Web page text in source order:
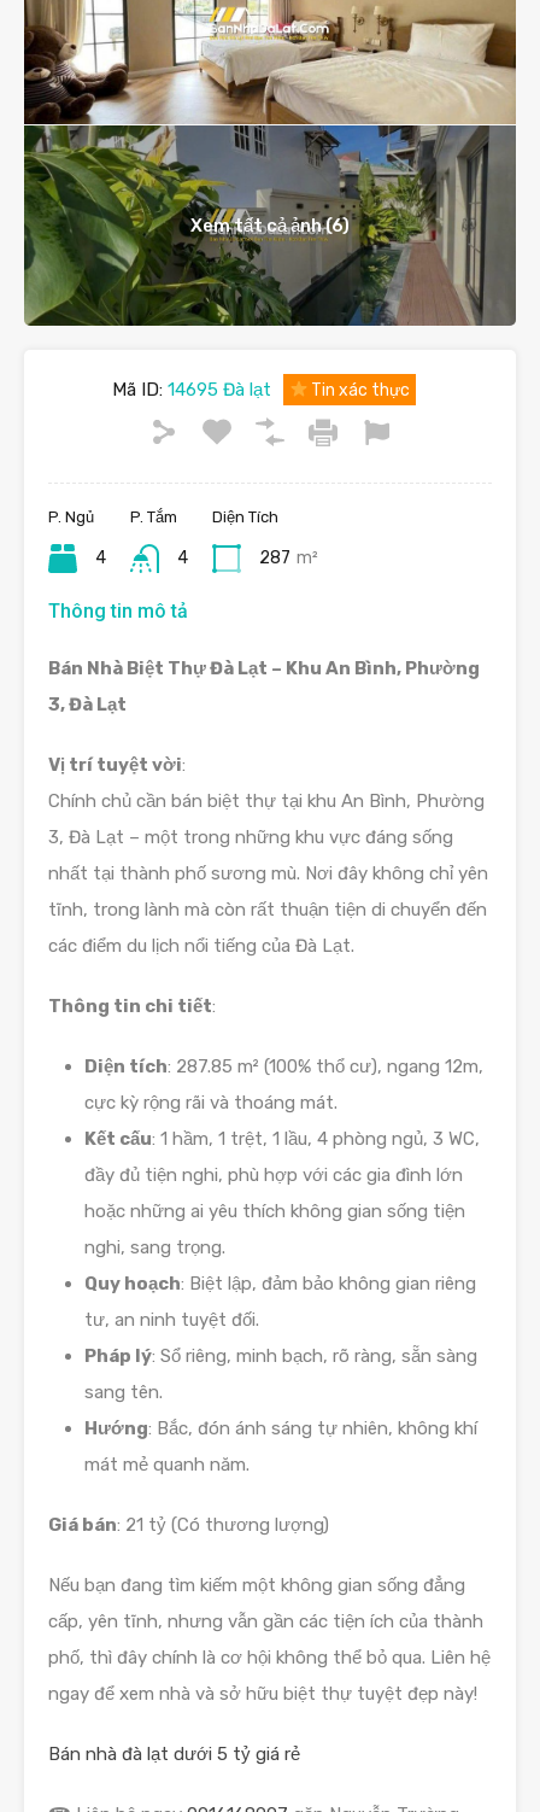
Xem tất cả ảnh (6)
Mã ID:14695 Đà lạt Tin xác thực
P. Ngủ
4
P. Tắm
4
Diện Tích
287 m²
Thông tin mô tả
Bán Nhà Biệt Thự Đà Lạt – Khu An Bình, Phường
3, Đà Lạt
Vị trí tuyệt vời:
Chính chủ cần bán biệt thự tại khu An Bình, Phường
3, Đà Lạt – một trong những khu vực đáng sống
nhất tại thành phố sương mù. Nơi đây không chỉ yên
tĩnh, trong lành mà còn rất thuận tiện di chuyển đến
các điểm du lịch nổi tiếng của Đà Lạt.
Thông tin chi tiết:
Diện tích: 287.85 m² (100% thổ cư), ngang 12m,
cực kỳ rộng rãi và thoáng mát.
Kết cấu: 1 hầm, 1 trệt, 1 lầu, 4 phòng ngủ, 3 WC,
đầy đủ tiện nghi, phù hợp với các gia đình lớn
hoặc những ai yêu thích không gian sống tiện
nghi, sang trọng.
Quy hoạch: Biệt lập, đảm bảo không gian riêng
tư, an ninh tuyệt đối.
Pháp lý: Sổ riêng, minh bạch, rõ ràng, sẵn sàng
sang tên.
Hướng: Bắc, đón ánh sáng tự nhiên, không khí
mát mẻ quanh năm.
Giá bán: 21 tỷ (Có thương lượng)
Nếu bạn đang tìm kiếm một không gian sống đẳng
cấp, yên tĩnh, nhưng vẫn gần các tiện ích của thành
phố, thì đây chính là cơ hội không thể bỏ qua. Liên hệ
ngay để xem nhà và sở hữu biệt thự tuyệt đẹp này!
Bán nhà đà lạt dưới 5 tỷ giá rẻ